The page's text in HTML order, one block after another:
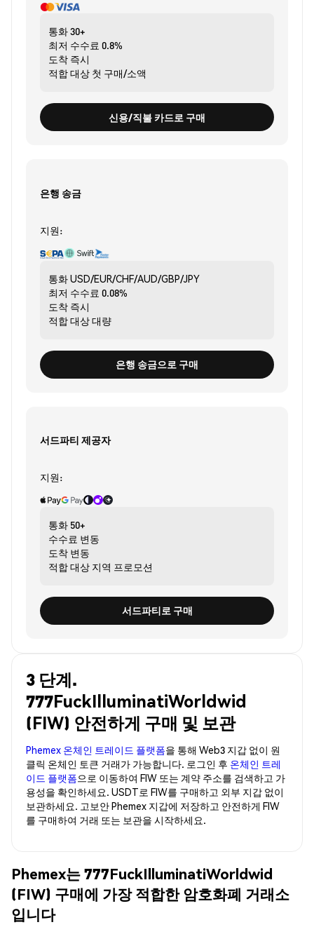
통화30+
최저 수수료 0.8%
도착 즉시
적합 대상 첫 구매/소액
신용/직불 카드로 구매
은행 송금
지원:
통화USD/EUR/CHF/AUD/GBP/JPY
최저 수수료 0.08%
도착 즉시
적합 대상대량
은행 송금으로 구매
서드파티 제공자
지원:
통화 50+
수수료 변동
도착 변동
적합 대상 지역 프로모션
서드파티로 구매
3 단계.
777FuckIlluminatiWorldwid
(FIW) 안전하게 구매 및 보관
Phemex 온체인 트레이드 플랫폼을 통해 Web3 지갑 없이 원
클릭 온체인 토큰 거래가 가능합니다. 로그인 후 온체인 트레
이드 플랫폼으로 이동하여 FIW 또는 계약 주소를 검색하고 가
용성을 확인하세요. USDT로 FIW를 구매하고 외부 지갑 없이
보관하세요. 고보안 Phemex 지갑에 저장하고 안전하게 FIW
를 구매하여 거래 또는 보관을 시작하세요.
Phemex는 777FuckIlluminatiWorldwid
(FIW) 구매에 가장 적합한 암호화폐 거래소
입니다